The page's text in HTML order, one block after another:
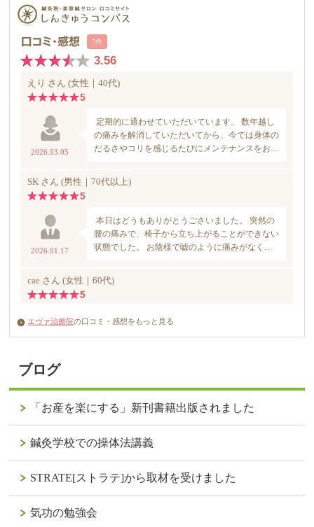
エヴァ治療院の口コミ・感想をもっと見る
ブログ
「お産を楽にする」新刊書籍出版されました
鍼灸学校での操体法講義
STRATE[ストラテ]から取材を受けました
気功の勉強会